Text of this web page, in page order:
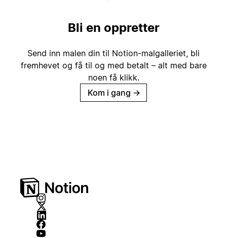
Bli en oppretter
Send inn malen din til Notion-malgalleriet, bli
fremhevet og få til og med betalt – alt med bare
noen få klikk.
Kom i gang →